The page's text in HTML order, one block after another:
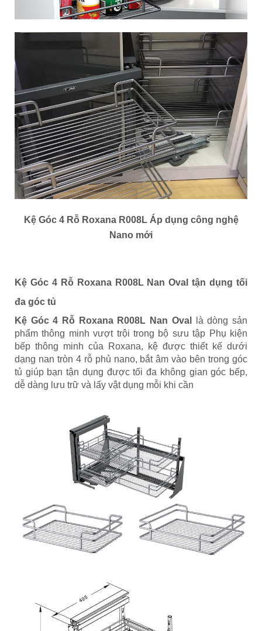
Kệ Góc 4 Rỗ Roxana R008L Áp dụng công nghệ
Nano mới
Kệ Góc 4 Rỗ Roxana R008L Nan Oval tận dụng tối
đa góc tủ
Kệ Góc 4 Rỗ Roxana R008L Nan Oval
là dòng sản
phẩm thông minh vượt trội trong bộ sưu tập Phụ kiện
bếp thông minh của Roxana, kệ được thiết kế dưới
dạng nan tròn 4 rỗ phủ nano, bắt âm vào bên trong góc
tủ giúp bạn tận dụng được tối đa không gian góc bếp,
dễ dàng lưu trữ và lấy vật dụng mỗi khi cần